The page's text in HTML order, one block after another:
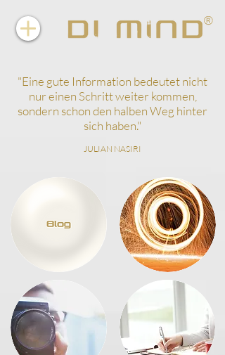
"Eine gute Information bedeutet nicht
nur einen Schritt weiter kommen,
sondern schon den halben Weg hinter
sich haben."
JULIAN NASIRI